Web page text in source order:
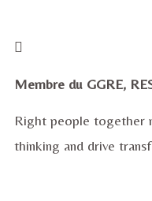
Membre du GGRE,
Right people together
thinking and drive